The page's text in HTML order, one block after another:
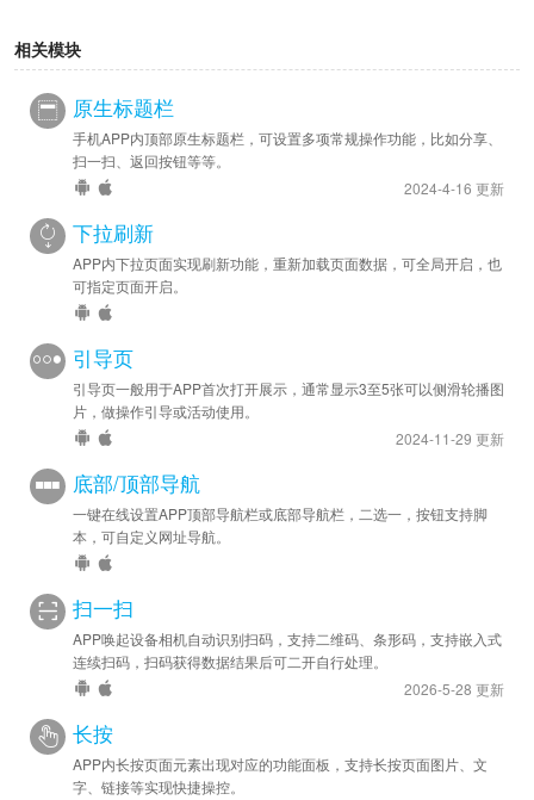
开发：
相关模块
原生标题栏
手机APP内顶部原生标题栏，可设置多项常规操作功能，比如分享、
扫一扫、返回按钮等等。
2024-4-16 更新
下拉刷新
APP内下拉页面实现刷新功能，重新加载页面数据，可全局开启，也
可指定页面开启。
引导页
引导页一般用于APP首次打开展示，通常显示3至5张可以侧滑轮播图
片，做操作引导或活动使用。
2024-11-29 更新
底部/顶部导航
一键在线设置APP顶部导航栏或底部导航栏，二选一，按钮支持脚
本，可自定义网址导航。
扫一扫
APP唤起设备相机自动识别扫码，支持二维码、条形码，支持嵌入式
连续扫码，扫码获得数据结果后可二开自行处理。
2026-5-28 更新
长按
APP内长按页面元素出现对应的功能面板，支持长按页面图片、文
字、链接等实现快捷操控。